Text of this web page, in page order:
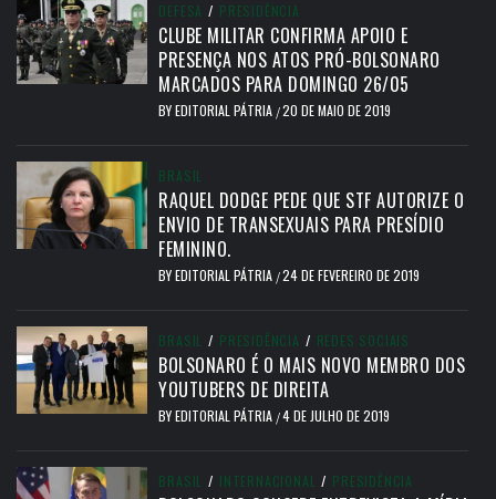
DEFESA / PRESIDÊNCIA
CLUBE MILITAR CONFIRMA APOIO E
PRESENÇA NOS ATOS PRÓ-BOLSONARO
MARCADOS PARA DOMINGO 26/05
BYEDITORIAL PÁTRIA /20 DE MAIO DE 2019
BRASIL
RAQUEL DODGE PEDE QUE STF AUTORIZE O
ENVIO DE TRANSEXUAIS PARA PRESÍDIO
FEMININO.
BYEDITORIAL PÁTRIA /24 DE FEVEREIRO DE 2019
BRASIL / PRESIDÊNCIA / REDES SOCIAIS
BOLSONARO É O MAIS NOVO MEMBRO DOS
YOUTUBERS DE DIREITA
BYEDITORIAL PÁTRIA /4 DE JULHO DE 2019
BRASIL / INTERNACIONAL / PRESIDÊNCIA